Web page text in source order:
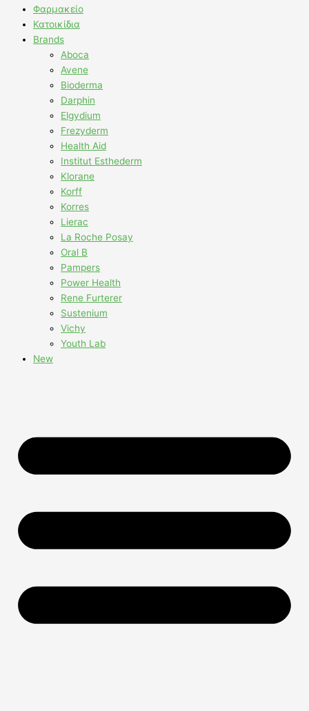
Φαρμακείο
Κατοικίδια
Brands
Aboca
Avene
Bioderma
Darphin
Elgydium
Frezyderm
Health Aid
Institut Esthederm
Klorane
Korff
Korres
Lierac
La Roche Posay
Oral B
Pampers
Power Health
Rene Furterer
Sustenium
Vichy
Youth Lab
New